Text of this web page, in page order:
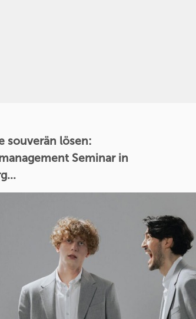
souverän lösen:
Seminar in